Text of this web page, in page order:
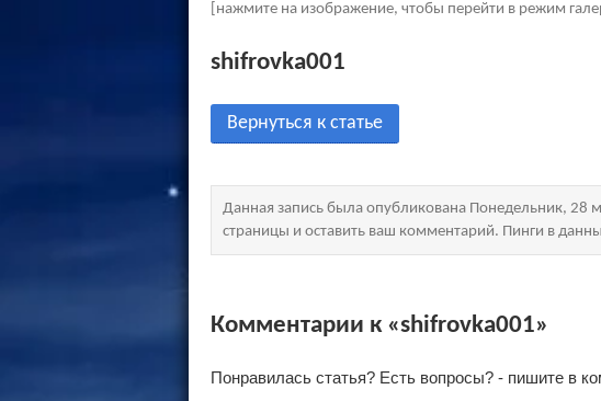
[нажмите на изображение, чтобы перейти в режим
shifrovka001
Вернуться к статье
Данная запись была опубликована Понедельник, 28
страницы и оставить ваш комментарий. Пинги в
Комментарии к «shifrovka001»
Понравилась статья? Есть вопросы? - пишите в